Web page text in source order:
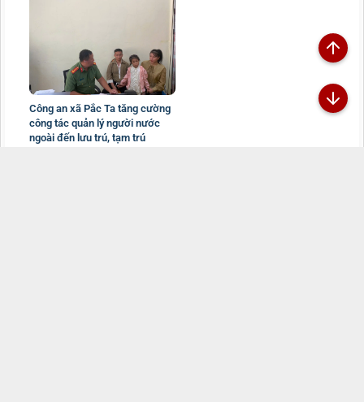
Công an xã Pắc Ta tăng cường
công tác quản lý người nước
ngoài đến lưu trú, tạm trú